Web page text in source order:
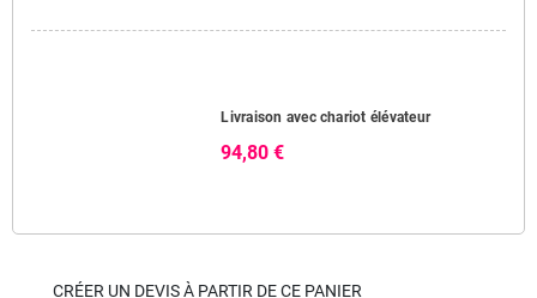
Livraison avec chariot élévateur
94,80 €
CRÉER UN DEVIS À PARTIR DE CE PANIER